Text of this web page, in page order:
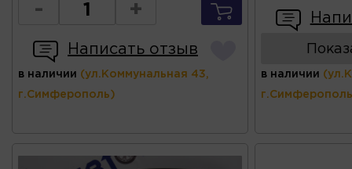
- +
Написать отзыв
в наличии (ул.Коммунальная 43,
г.Симферополь)
в наличии